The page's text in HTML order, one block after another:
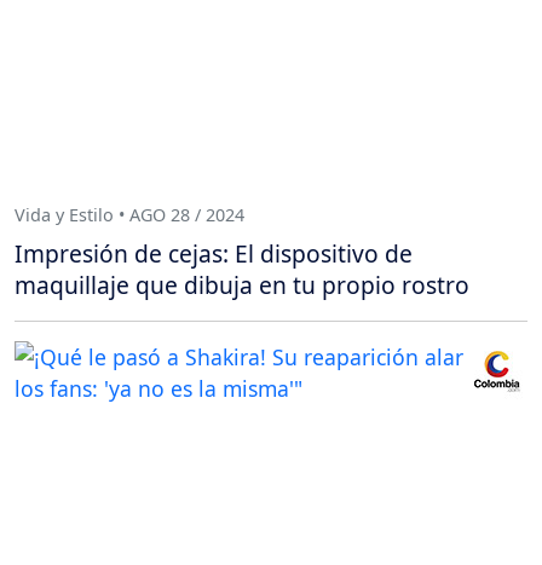
Vida y Estilo • AGO 28 / 2024
Impresión de cejas: El dispositivo de
maquillaje que dibuja en tu propio rostro